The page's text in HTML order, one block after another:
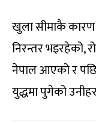
खुला सीमाकै कारण
निरन्तर भइरहेको,
नेपाल आएको र
युद्धमा पुगेको